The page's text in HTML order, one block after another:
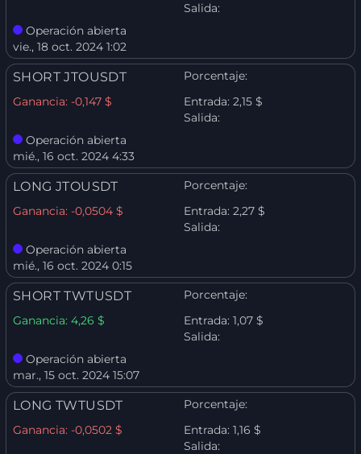
Salida:
Operación abierta
vie., 18 oct. 2024 1:02
SHORT JTOUSDT
Porcentaje:
Ganancia: -0,147 $ Entrada: 2,15 $
Salida:
Operación abierta
mié., 16 oct. 2024 4:33
LONG JTOUSDT
Porcentaje:
Ganancia: -0,0504 $ Entrada: 2,27 $
Salida:
Operación abierta
mié., 16 oct. 2024 0:15
SHORT TWTUSDT
Porcentaje:
Ganancia: 4,26 $ Entrada: 1,07 $
Salida:
Operación abierta
mar., 15 oct. 2024 15:07
LONG TWTUSDT
Porcentaje:
Ganancia: -0,0502 $ Entrada: 1,16 $
Salida: